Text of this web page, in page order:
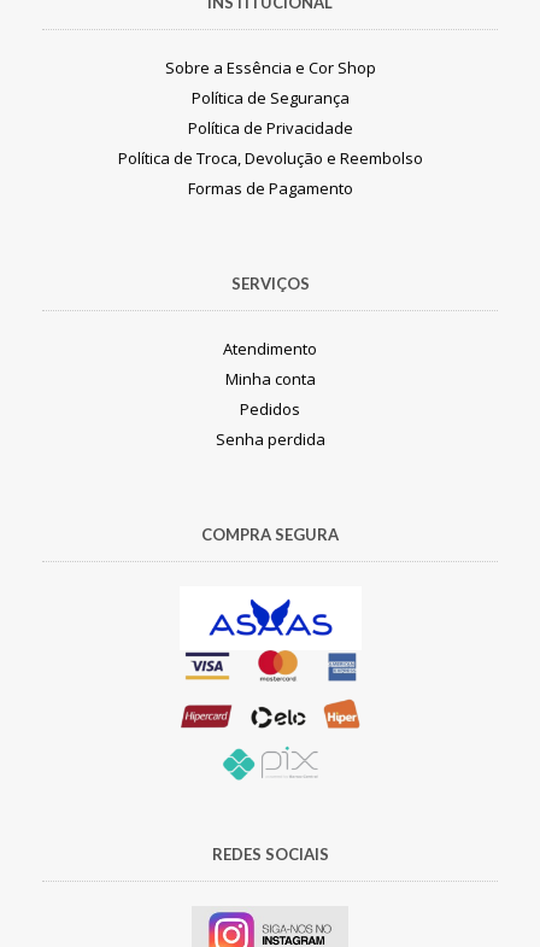
Sobre a Essência e Cor Shop
Política de Segurança
Política de Privacidade
Política de Troca, Devolução e Reembolso
Formas de Pagamento
SERVIÇOS
Atendimento
Minha conta
Pedidos
Senha perdida
COMPRA SEGURA
REDES SOCIAIS